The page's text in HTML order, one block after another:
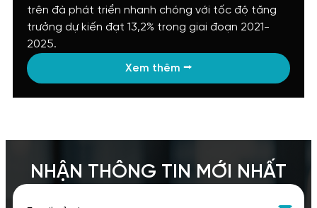
trên đà phát triển nhanh chóng với tốc độ tăng
trưởng dự kiến đạt 13,2% trong giai đoạn 2021-
2025.
Xem thêm ⭢
NHẬN THÔNG TIN MỚI NHẤT